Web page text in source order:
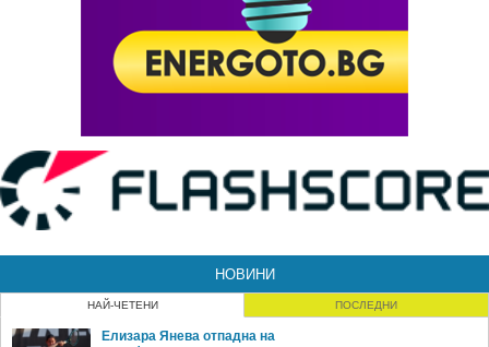
НОВИНИ
НАЙ-ЧЕТЕНИ ПОСЛЕДНИ
Елизара Янева отпадна на